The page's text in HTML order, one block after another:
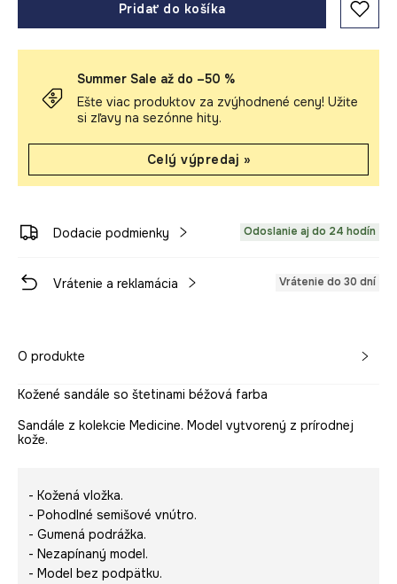
Pridať do košíka
Summer Sale až do –50 %
Ešte viac produktov za zvýhodnené ceny! Užite
si zľavy na sezónne hity.
Celý výpredaj »
Dodacie podmienky Odoslanie aj do 24 hodín
Vrátenie a reklamácia Vrátenie do 30 dní
O produkte
Kožené sandále so štetinami béžová farba
Sandále z kolekcie Medicine. Model vytvorený z prírodnej
kože.
- Kožená vložka.
- Pohodlné semišové vnútro.
- Gumená podrážka.
- Nezapínaný model.
- Model bez podpätku.